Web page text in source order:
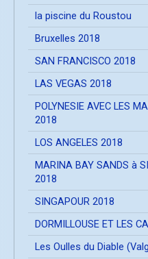
la piscine du Roustou
Bruxelles 2018
SAN FRANCISCO 2018
LAS VEGAS 2018
POLYNESIE AVEC LES
2018
LOS ANGELES 2018
MARINA BAY SANDS à
2018
SINGAPOUR 2018
DORMILLOUSE ET LES
Les Oulles du Diable